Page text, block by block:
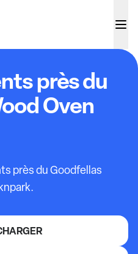
près du
Oven
près du Goodfellas